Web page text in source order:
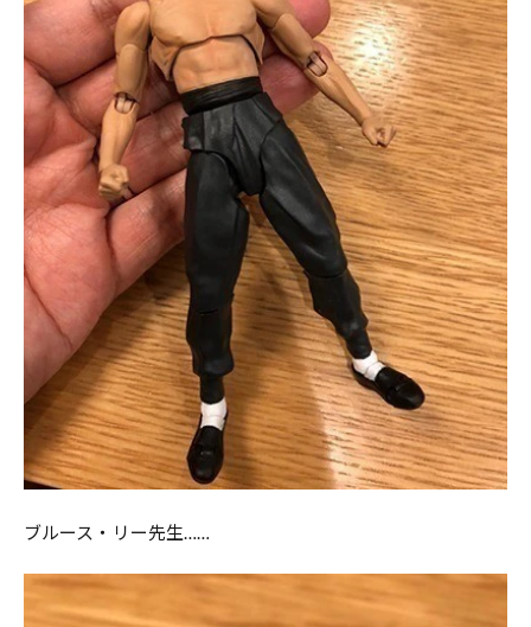
ブルース・リー先生……